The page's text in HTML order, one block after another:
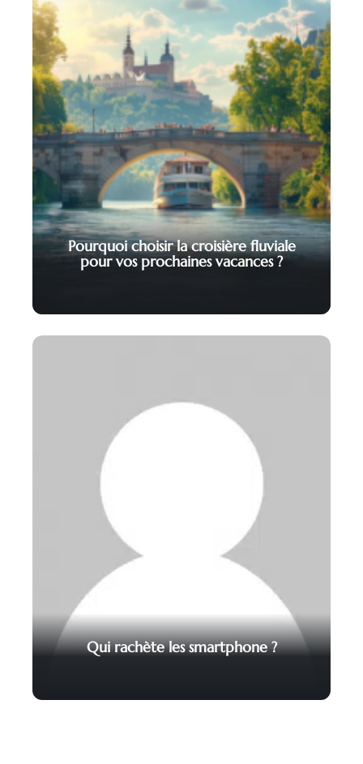
Pourquoi choisir la croisière fluviale
pour vos prochaines vacances ?
Qui rachète les smartphone ?